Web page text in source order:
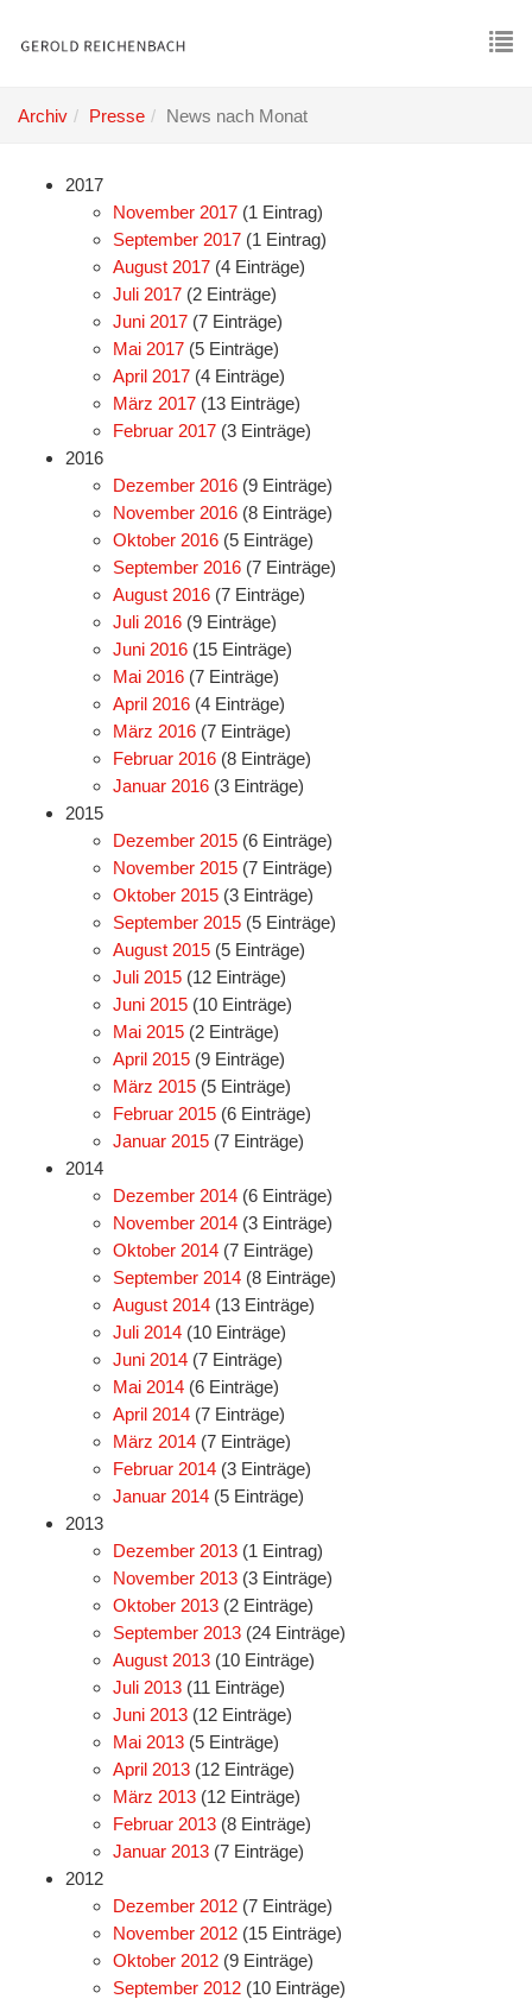
Archiv Presse News nach Monat
2017
November 2017 (1 Eintrag)
September 2017 (1 Eintrag)
August 2017 (4 Einträge)
Juli 2017 (2 Einträge)
Juni 2017 (7 Einträge)
Mai 2017 (5 Einträge)
April 2017 (4 Einträge)
März 2017 (13 Einträge)
Februar 2017 (3 Einträge)
2016
Dezember 2016 (9 Einträge)
November 2016 (8 Einträge)
Oktober 2016 (5 Einträge)
September 2016 (7 Einträge)
August 2016 (7 Einträge)
Juli 2016 (9 Einträge)
Juni 2016 (15 Einträge)
Mai 2016 (7 Einträge)
April 2016 (4 Einträge)
März 2016 (7 Einträge)
Februar 2016 (8 Einträge)
Januar 2016 (3 Einträge)
2015
Dezember 2015 (6 Einträge)
November 2015 (7 Einträge)
Oktober 2015 (3 Einträge)
September 2015 (5 Einträge)
August 2015 (5 Einträge)
Juli 2015 (12 Einträge)
Juni 2015 (10 Einträge)
Mai 2015 (2 Einträge)
April 2015 (9 Einträge)
März 2015 (5 Einträge)
Februar 2015 (6 Einträge)
Januar 2015 (7 Einträge)
2014
Dezember 2014 (6 Einträge)
November 2014 (3 Einträge)
Oktober 2014 (7 Einträge)
September 2014 (8 Einträge)
August 2014 (13 Einträge)
Juli 2014 (10 Einträge)
Juni 2014 (7 Einträge)
Mai 2014 (6 Einträge)
April 2014 (7 Einträge)
März 2014 (7 Einträge)
Februar 2014 (3 Einträge)
Januar 2014 (5 Einträge)
2013
Dezember 2013 (1 Eintrag)
November 2013 (3 Einträge)
Oktober 2013 (2 Einträge)
September 2013 (24 Einträge)
August 2013 (10 Einträge)
Juli 2013 (11 Einträge)
Juni 2013 (12 Einträge)
Mai 2013 (5 Einträge)
April 2013 (12 Einträge)
März 2013 (12 Einträge)
Februar 2013 (8 Einträge)
Januar 2013 (7 Einträge)
2012
Dezember 2012 (7 Einträge)
November 2012 (15 Einträge)
Oktober 2012 (9 Einträge)
September 2012 (10 Einträge)